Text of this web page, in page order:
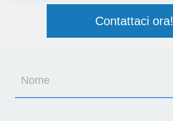
Contattaci ora!
Nome